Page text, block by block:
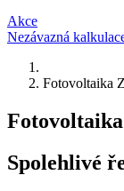
Akce
Nezávazná
Fotovoltaika
Spolehlivé